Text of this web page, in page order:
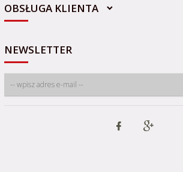
OBSŁUGA KLIENTA
NEWSLETTER